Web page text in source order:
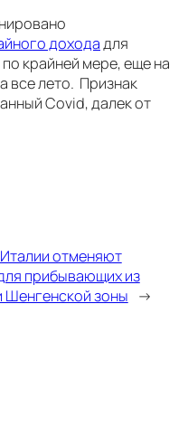
доходадля
крайней мере, еще на
все лето. Признак
Covid, далек от
отменяют
прибывающих из
Шенгенской зоны →